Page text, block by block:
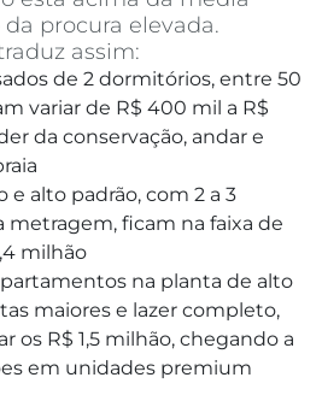
procura elevada.
assim:
de 2 dormitórios, entre 50
variar de R$ 400 mil a R$
da conservação, andar e
e alto padrão, com 2 a 3
metragem, ficam na faixa de
milhão
na planta de alto
maiores e lazer completo,
os R$ 1,5 milhão, chegando a
em unidades premium